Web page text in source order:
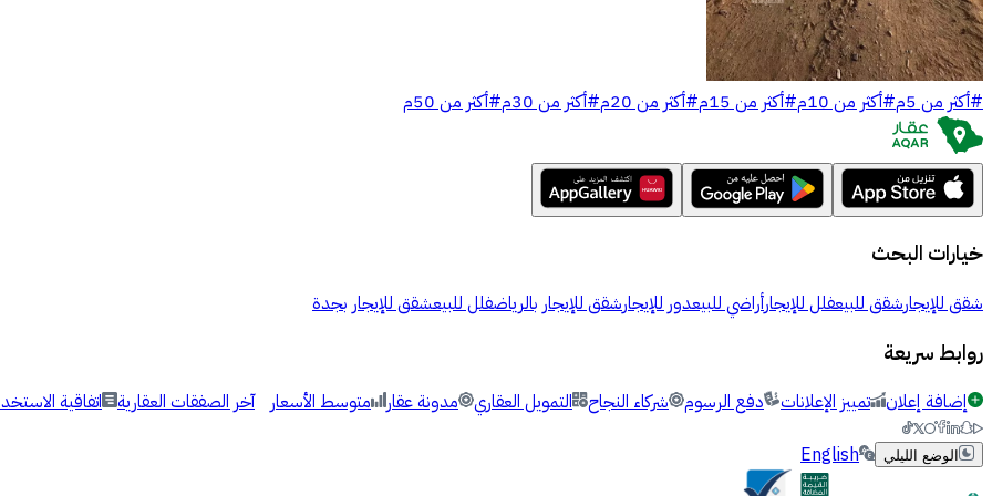
#أكثر من 5م #أكثر من 10م #أكثر من 15م #أكثر من 20م #أكثر من 30م #أكثر من 50م
خيارات البحث
شقق للإيجارشقق للبيعفلل للإيجارأراضي للبيعدور للإيجارشقق للإيجار بالرياضفلل للبيعشقق للإيجار بجدة
روابط سريعة
إضافة إعلان تمييز الإعلانات دفع الرسوم شركاء النجاح التمويل العقاري مدونة عقار متوسط الأسعار آخر الصفقات العقارية اتفاقية
الوضع الليلي
English